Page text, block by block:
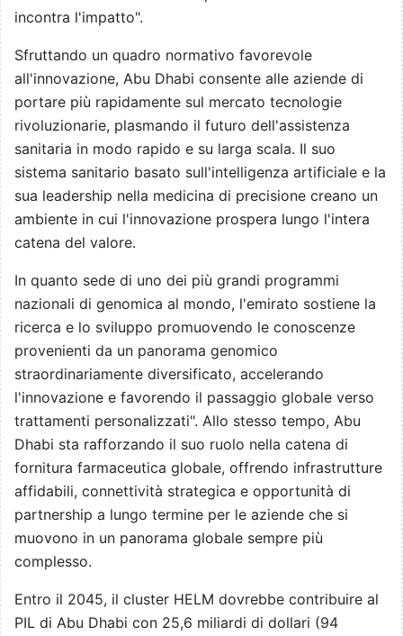
incontra l'impatto".
Sfruttando un quadro normativo favorevole
all'innovazione, Abu Dhabi consente alle aziende di
portare più rapidamente sul mercato tecnologie
rivoluzionarie, plasmando il futuro dell'assistenza
sanitaria in modo rapido e su larga scala. Il suo
sistema sanitario basato sull'intelligenza artificiale e la
sua leadership nella medicina di precisione creano un
ambiente in cui l'innovazione prospera lungo l'intera
catena del valore.
In quanto sede di uno dei più grandi programmi
nazionali di genomica al mondo, l'emirato sostiene la
ricerca e lo sviluppo promuovendo le conoscenze
provenienti da un panorama genomico
straordinariamente diversificato, accelerando
l'innovazione e favorendo il passaggio globale verso
trattamenti personalizzati". Allo stesso tempo, Abu
Dhabi sta rafforzando il suo ruolo nella catena di
fornitura farmaceutica globale, offrendo infrastrutture
affidabili, connettività strategica e opportunità di
partnership a lungo termine per le aziende che si
muovono in un panorama globale sempre più
complesso.
Entro il 2045, il cluster HELM dovrebbe contribuire al
PIL di Abu Dhabi con 25,6 miliardi di dollari (94